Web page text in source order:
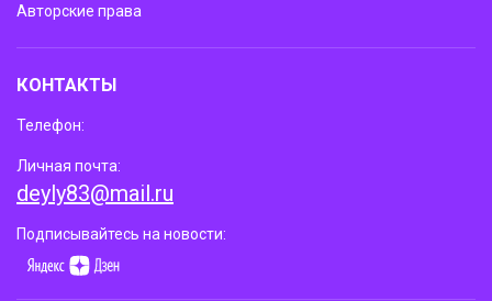
Авторские права
КОНТАКТЫ
Телефон:
Личная почта:
deyly83@mail.ru
Подписывайтесь на новости: